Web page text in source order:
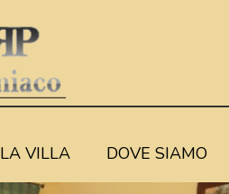
LA VILLA DOVE SIAMO